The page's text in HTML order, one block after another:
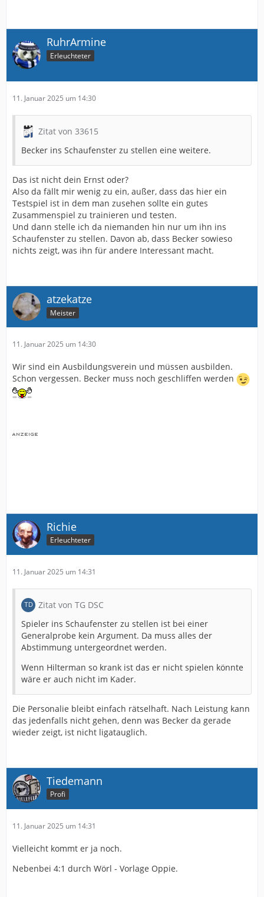
RuhrArmine
Erleuchteter
11. Januar 2025 um 14:30
Zitat von 33615
Becker ins Schaufenster zu stellen eine weitere.
Das ist nicht dein Ernst oder?
Also da fällt mir wenig zu ein, außer, dass das hier ein
Testspiel ist in dem man zusehen sollte ein gutes
Zusammenspiel zu trainieren und testen.
Und dann stelle ich da niemanden hin nur um ihn ins
Schaufenster zu stellen. Davon ab, dass Becker sowieso
nichts zeigt, was ihn für andere Interessant macht.
atzekatze
Meister
11. Januar 2025 um 14:30
Wir sind ein Ausbildungsverein und müssen ausbilden.
Schon vergessen. Becker muss noch geschliffen werden
Richie
Erleuchteter
11. Januar 2025 um 14:31
Zitat von TG DSC
Spieler ins Schaufenster zu stellen ist bei einer
Generalprobe kein Argument. Da muss alles der
Abstimmung untergeordnet werden.
Wenn Hilterman so krank ist das er nicht spielen könnte
wäre er auch nicht im Kader.
Die Personalie bleibt einfach rätselhaft. Nach Leistung kann
das jedenfalls nicht gehen, denn was Becker da gerade
wieder zeigt, ist nicht ligatauglich.
Tiedemann
Profi
11. Januar 2025 um 14:31
Vielleicht kommt er ja noch.
Nebenbei 4:1 durch Wörl - Vorlage Oppie.